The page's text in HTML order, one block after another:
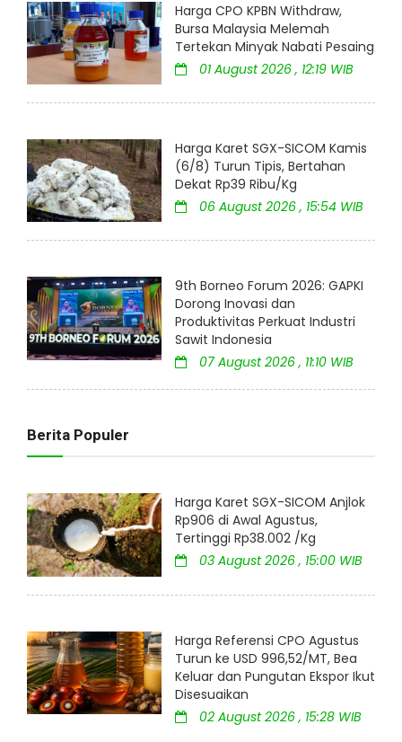
Harga CPO KPBN Withdraw,
Bursa Malaysia Melemah
Tertekan Minyak Nabati Pesaing
01 August 2026 , 12:19 WIB
Harga Karet SGX-SICOM Kamis
(6/8) Turun Tipis, Bertahan
Dekat Rp39 Ribu/Kg
06 August 2026 , 15:54 WIB
9th Borneo Forum 2026: GAPKI
Dorong Inovasi dan
Produktivitas Perkuat Industri
Sawit Indonesia
07 August 2026 , 11:10 WIB
Berita Populer
Harga Karet SGX-SICOM Anjlok
Rp906 di Awal Agustus,
Tertinggi Rp38.002 /Kg
03 August 2026 , 15:00 WIB
Harga Referensi CPO Agustus
Turun ke USD 996,52/MT, Bea
Keluar dan Pungutan Ekspor Ikut
Disesuaikan
02 August 2026 , 15:28 WIB